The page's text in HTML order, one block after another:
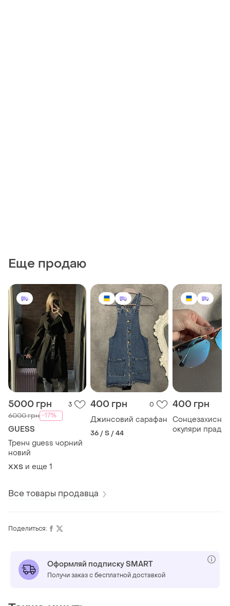
Еще продаю
5000 грн 3
6000 грн -17%
GUESS
Тренч guess чорний
новий
XХS и еще 1
400 грн 0
Джинсовий сарафан
36 / S / 44
400 грн
Сонцезахисні
окуляри прада
Все товары продавца
Поделиться:
Оформляй подписку SMART
Получи заказ с бесплатной доставкой